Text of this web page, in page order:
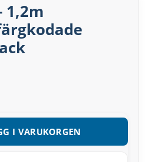
1,2m
I VARUKORGEN